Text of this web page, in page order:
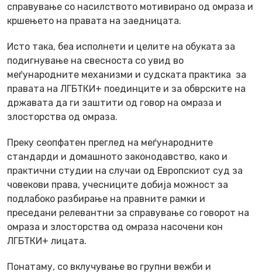
справување со насилството мотивирано од омраза и
кршењето на правата на заедницата.
Исто така, беа исполнети и целите на обуката за
подигнување на свесноста со увид во
меѓународните механизми и судската практика за
правата на ЛГБТКИ+ поединците и за обврските на
државата да ги заштити од говор на омраза и
злосторства од омраза.
Преку сеопфатен преглед на меѓународните
стандарди и домашното законодавство, како и
практични студии на случаи од Европскиот суд за
човекови права, учесниците добија можност за
подлабоко разбирање на правните рамки и
преседани релевантни за справување со говорот на
омраза и злосторства од омраза насочени кон
ЛГБТКИ+ лицата.
Понатаму, со вклучување во групни вежби и